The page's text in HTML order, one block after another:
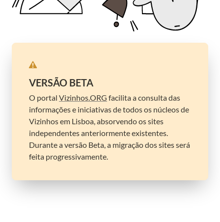
VERSÃO BETA
O portal Vizinhos.ORG facilita a consulta das
informações e iniciativas de todos os núcleos de
Vizinhos em Lisboa, absorvendo os sites
independentes anteriormente existentes.
Durante a versão Beta, a migração dos sites será
feita progressivamente.